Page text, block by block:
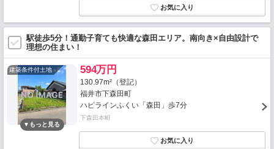
駅徒歩5分！通勤子育ても快適な森田エリア。南向き×自由設計で
理想の住まい！
建築条件付土地 594万円
130.97m²（登記）
福井市下森田町
ハピラインふくい「森田」歩7分
下森田本町